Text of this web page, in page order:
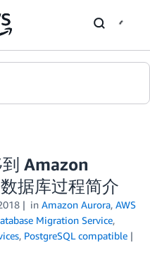
Amazon
据库过程简介
in Amazon Aurora, AWS
Migration Service,
, PostgreSQL compatible